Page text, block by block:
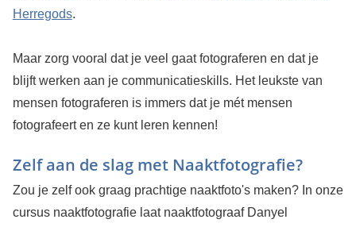
Herregods.
Maar zorg vooral dat je veel gaat fotograferen en dat je
blijft werken aan je communicatieskills. Het leukste van
mensen fotograferen is immers dat je mét mensen
fotografeert en ze kunt leren kennen!
Zelf aan de slag met Naaktfotografie?
Zou je zelf ook graag prachtige naaktfoto's maken? In onze
cursus naaktfotografie laat naaktfotograaf Danyel